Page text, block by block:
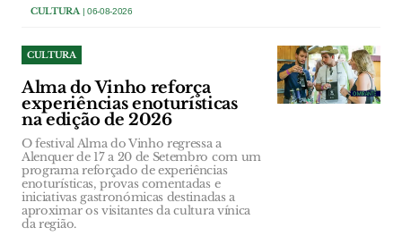
CULTURA| 06-08-2026
CULTURA
Alma do Vinho reforça
experiências enoturísticas
na edição de 2026
O festival Alma do Vinho regressa a
Alenquer de 17 a 20 de Setembro com um
programa reforçado de experiências
enoturísticas, provas comentadas e
iniciativas gastronómicas destinadas a
aproximar os visitantes da cultura vínica
da região.